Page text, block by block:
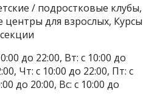
/ подростковые клубы,
центры для взрослых, Курсы
до 22:00, Вт: с 10:00 до
Чт: с 10:00 до 22:00, Пт: с
до 20:00, Вс: с 10:00 до